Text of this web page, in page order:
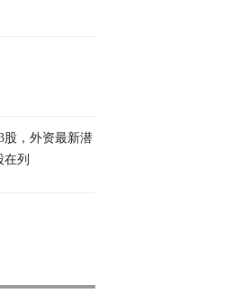
股，外资最新潜
在列